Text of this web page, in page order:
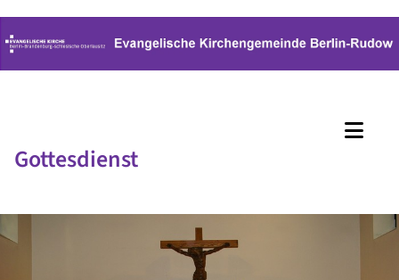
Gottesdienst